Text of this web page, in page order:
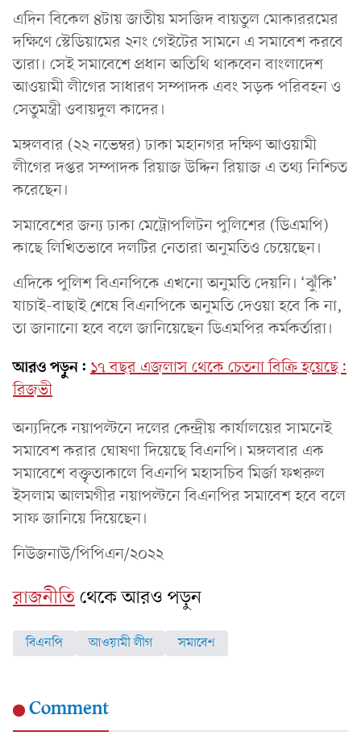
এদিন বিকেল ৪টায় জাতীয় মসজিদ বায়তুল মোকাররমের
দক্ষিণে স্টেডিয়ামের ২নং গেইটের সামনে এ সমাবেশ করবে
তারা। সেই সমাবেশে প্রধান অতিথি থাকবেন বাংলাদেশ
আওয়ামী লীগের সাধারণ সম্পাদক এবং সড়ক পরিবহন ও
সেতুমন্ত্রী ওবায়দুল কাদের।
মঙ্গলবার (২২ নভেম্বর) ঢাকা মহানগর দক্ষিণ আওয়ামী
লীগের দপ্তর সম্পাদক রিয়াজ উদ্দিন রিয়াজ এ তথ্য নিশ্চিত
করেছেন।
সমাবেশের জন্য ঢাকা মেট্রোপলিটন পুলিশের (ডিএমপি)
কাছে লিখিতভাবে দলটির নেতারা অনুমতিও চেয়েছেন।
এদিকে পুলিশ বিএনপিকে এখনো অনুমতি দেয়নি। ‘ঝুঁকি’
যাচাই-বাছাই শেষে বিএনপিকে অনুমতি দেওয়া হবে কি না,
তা জানানো হবে বলে জানিয়েছেন ডিএমপির কর্মকর্তারা।
আরও পড়ুন: ১৭ বছর এজলাস থেকে চেতনা বিক্রি হয়েছে:
রিজভী
অন্যদিকে নয়াপল্টনে দলের কেন্দ্রীয় কার্যালয়ের সামনেই
সমাবেশ করার ঘোষণা দিয়েছে বিএনপি। মঙ্গলবার এক
সমাবেশে বক্তৃতাকালে বিএনপি মহাসচিব মির্জা ফখরুল
ইসলাম আলমগীর নয়াপল্টনে বিএনপির সমাবেশ হবে বলে
সাফ জানিয়ে দিয়েছেন।
নিউজনাউ/পিপিএন/২০২২
রাজনীতিথেকে আরও পড়ুন
বিএনপি আওয়ামী লীগ সমাবেশ
Comment